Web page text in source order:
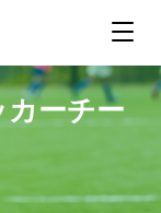
ーチー